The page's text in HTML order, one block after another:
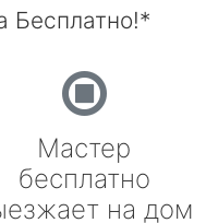
Бесплатно!*
Мастер
бесплатно
на дом